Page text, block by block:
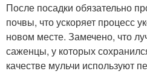
После посадки обязательно
почвы, что ускоряет процесс
новом месте. Замечено, что
саженцы, у которых
качестве мульчи используют